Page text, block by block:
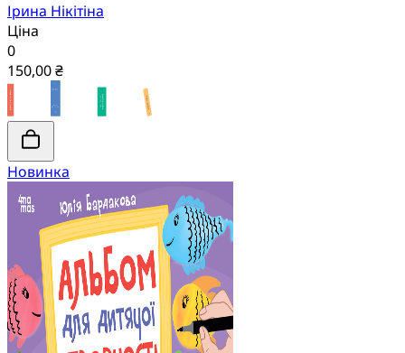
Ірина Нікітіна
Ціна
0
150,00 ₴
Новинка